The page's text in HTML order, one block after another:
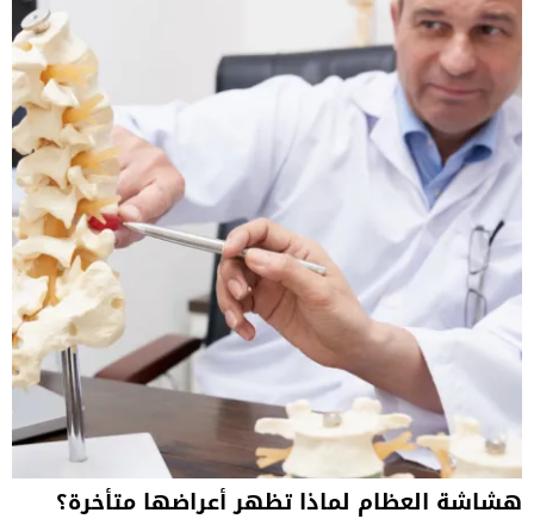
هشاشة العظام لماذا تظهر أعراضها متأخرة؟